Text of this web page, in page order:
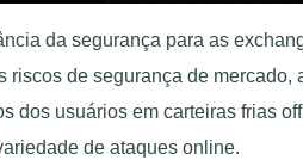
da segurança para as
de segurança de
dos usuários em carteiras frias
de ataques online.